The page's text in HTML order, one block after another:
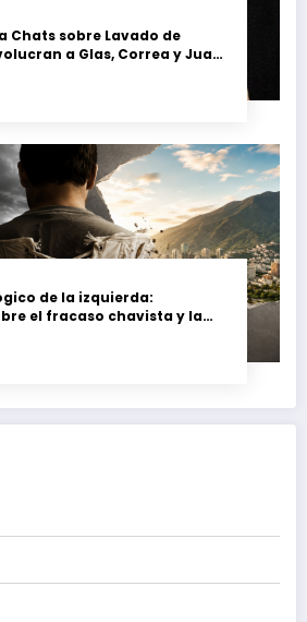
Chats sobre Lavado de
a Glas, Correa y Juan
de la izquierda:
el fracaso chavista y la